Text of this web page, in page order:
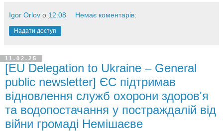
Igor Orlov о 12:08 Немає коментарів:
Надати доступ
11.02.25
[EU Delegation to Ukraine – General
public newsletter] ЄС підтримав
відновлення служб охорони здоров'я
та водопостачання у постраждалій від
війни громаді Немішаєве